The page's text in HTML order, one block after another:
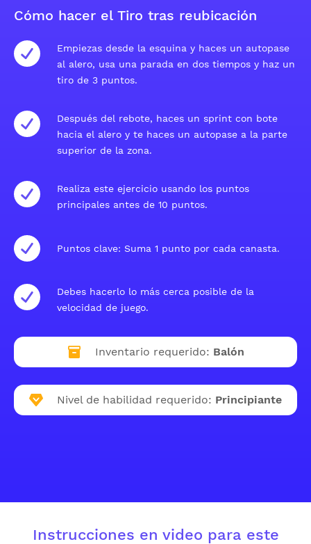
Cómo hacer el Tiro tras reubicación
Empiezas desde la esquina y haces un autopase
al alero, usa una parada en dos tiempos y haz un
tiro de 3 puntos.
Después del rebote, haces un sprint con bote
hacia el alero y te haces un autopase a la parte
superior de la zona.
Realiza este ejercicio usando los puntos
principales antes de 10 puntos.
Puntos clave: Suma 1 punto por cada canasta.
Debes hacerlo lo más cerca posible de la
velocidad de juego.
Inventario requerido: Balón
Nivel de habilidad requerido: Principiante
Instrucciones en video para este